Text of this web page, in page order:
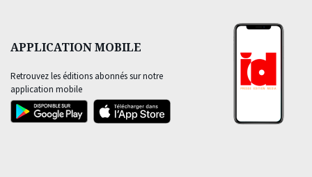
APPLICATION MOBILE
Retrouvez les éditions abonnés sur notre
application mobile